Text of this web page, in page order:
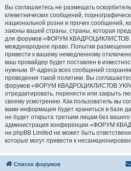
Вы соглашаетесь не размещать
клеветнических сообщений,
национальной розни и прочих сообщений,
законы вашей страны, страны, которая
для форумов «ФОРУМ КВАДРОЦИКЛИСТОВ
международное право. Попытки
привести к вашему немедленному
ваш провайдер будет поставлен в
нужным. IP-адреса всех сообщений
проведения такой политики. Вы
форумов «ФОРУМ КВАДРОЦИКЛИСТОВ
отредактировать, перенести или закрыть
своему усмотрению. Как пользователь вы
вами информация будет храниться в базе
не будет открыта третьим лицам без
администрация конференции «ФОРУМ
ни phpBB Limited не может быть
которые могут привести к
Список форумов